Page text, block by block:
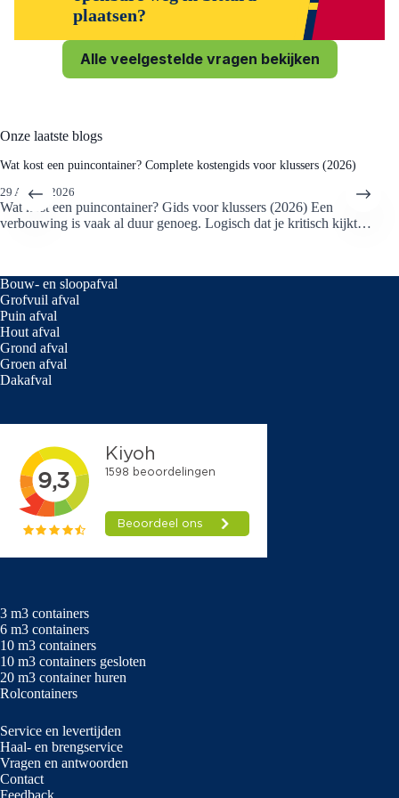
plaatsen?
In veel gevallen mag een container tijdelijk op een parkeervak of
de openbare weg staan, maar de regels hiervoor kunnen per
gemeente verschillen. Wij adviseren je om bij de Gemeente
komt te staan.
Alle veelgestelde vragen bekijken
Onze laatste blogs
Wat kost een puincontainer? Complete kostengids voor klussers (2026)
29 APRIL 2026
Wat kost een puincontainer? Gids voor klussers (2026) Een
verbouwing is vaak al duur genoeg. Logisch dat je kritisch kijkt…
Bouw- en sloopafval
Grofvuil afval
Puin afval
Hout afval
Grond afval
Groen afval
Dakafval
3 m3 containers
6 m3 containers
10 m3 containers
10 m3 containers gesloten
20 m3 container huren
Rolcontainers
Service en levertijden
Haal- en brengservice
Vragen en antwoorden
Contact
Feedback